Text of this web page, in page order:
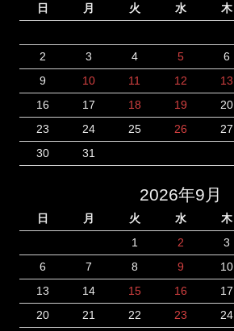
日 月 火 水 木
2
3 4 5 6
9
10 11 12 13
16
17 18 19 20
23
24 25 26 27
30
31
2026年9月
日 月 火 水 木
1
2 3
6
7 8 9 10
13
14 15 16 17
20
21 22 23 24